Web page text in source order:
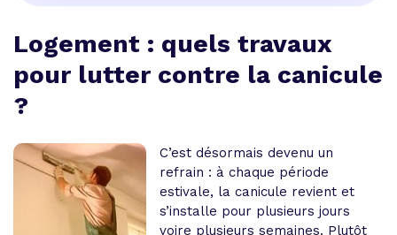
Logement : quels travaux
pour lutter contre la canicule
?
C’est désormais devenu un
refrain : à chaque période
estivale, la canicule revient et
s’installe pour plusieurs jours
voire plusieurs semaines. Plutôt